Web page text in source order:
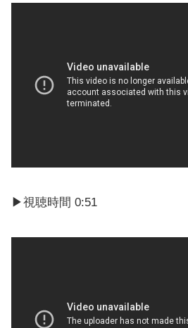
▶視聴時間 0:51